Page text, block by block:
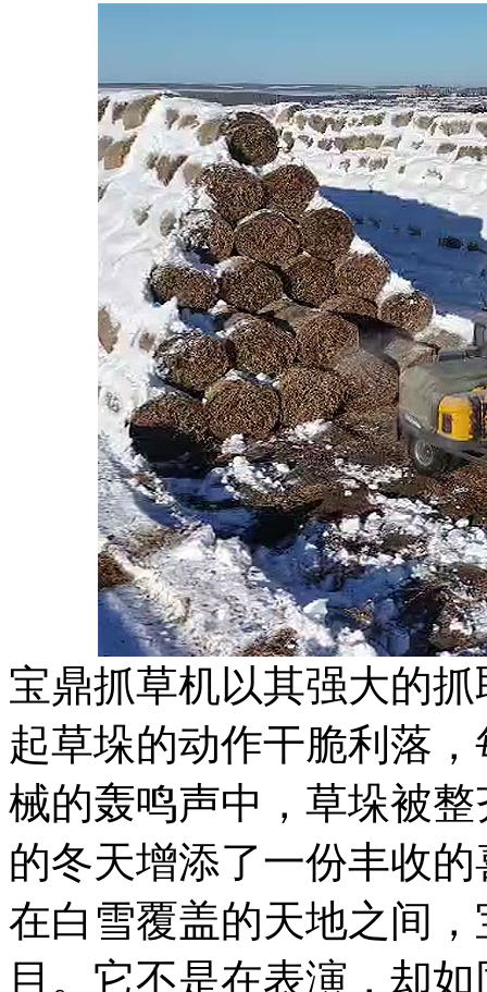
宝鼎抓草机以其强大的
起草垛的动作干脆利落
械的轰鸣声中，草垛被
的冬天增添了一份丰收的
在白雪覆盖的天地之间
目。它不是在表演，却